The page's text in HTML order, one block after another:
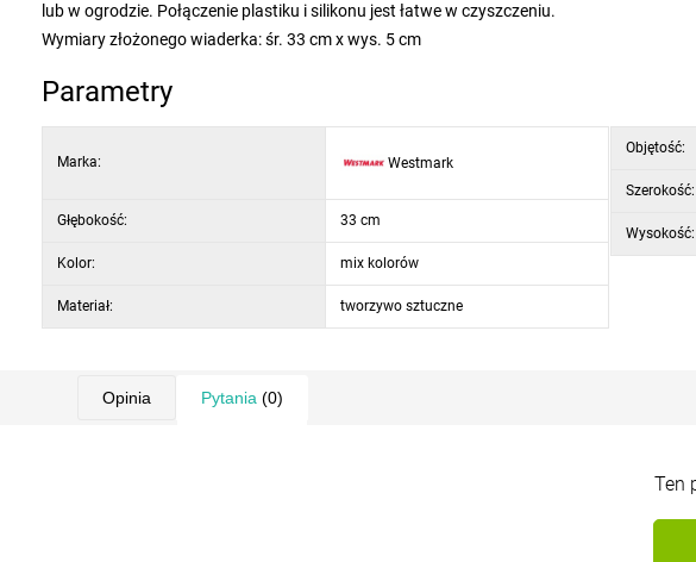
lub w ogrodzie. Połączenie plastiku i silikonu jest łatwe w czyszczeniu.
Wymiary złożonego wiaderka: śr. 33 cm x wys. 5 cm
Parametry
Marka: Westmark
Głębokość: 33 cm
Kolor: mix kolorów
Materiał: tworzywo sztuczne
Objętość:
Szerokość:
Wysokość:
Opinia Pytania (0)
Ten